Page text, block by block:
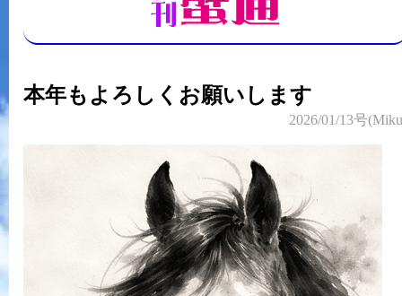
本年もよろしくお願いします
2026/01/13号